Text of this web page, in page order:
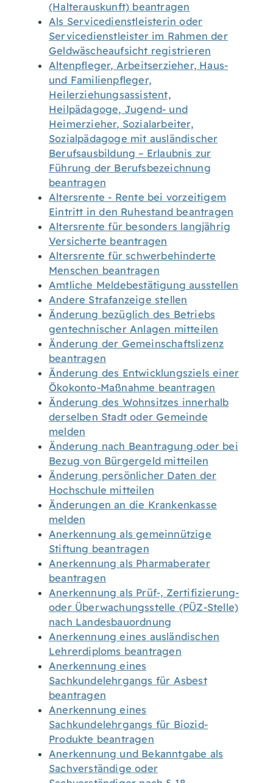
(Halterauskunft) beantragen
Als Servicedienstleisterin oder
Servicedienstleister im Rahmen der
Geldwäscheaufsicht registrieren
Altenpfleger, Arbeitserzieher, Haus-
und Familienpfleger,
Heilerziehungsassistent,
Heilpädagoge, Jugend- und
Heimerzieher, Sozialarbeiter,
Sozialpädagoge mit ausländischer
Berufsausbildung – Erlaubnis zur
Führung der Berufsbezeichnung
beantragen
Altersrente - Rente bei vorzeitigem
Eintritt in den Ruhestand beantragen
Altersrente für besonders langjährig
Versicherte beantragen
Altersrente für schwerbehinderte
Menschen beantragen
Amtliche Meldebestätigung ausstellen
Andere Strafanzeige stellen
Änderung bezüglich des Betriebs
gentechnischer Anlagen mitteilen
Änderung der Gemeinschaftslizenz
beantragen
Änderung des Entwicklungsziels einer
Ökokonto-Maßnahme beantragen
Änderung des Wohnsitzes innerhalb
derselben Stadt oder Gemeinde
melden
Änderung nach Beantragung oder bei
Bezug von Bürgergeld mitteilen
Änderung persönlicher Daten der
Hochschule mitteilen
Änderungen an die Krankenkasse
melden
Anerkennung als gemeinnützige
Stiftung beantragen
Anerkennung als Pharmaberater
beantragen
Anerkennung als Prüf-, Zertifizierung-
oder Überwachungsstelle (PÜZ-Stelle)
nach Landesbauordnung
Anerkennung eines ausländischen
Lehrerdiploms beantragen
Anerkennung eines
Sachkundelehrgangs für Asbest
beantragen
Anerkennung eines
Sachkundelehrgangs für Biozid-
Produkte beantragen
Anerkennung und Bekanntgabe als
Sachverständige oder